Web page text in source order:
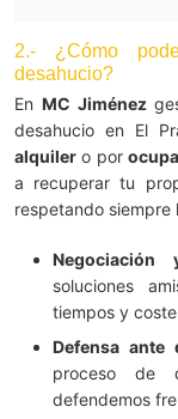
2.- ¿Cómo
desahucio?
En MC Jiménez
desahucio en El
alquiler o por
a recuperar tu
respetando siempre
Negociación
soluciones
tiempos y
Defensa ante
proceso de
defendemos